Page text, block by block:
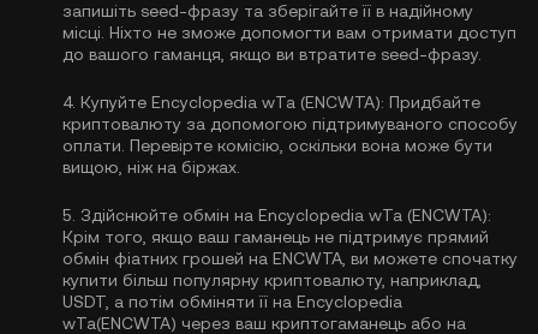
запишіть seed-фразу та зберігайте її в надійному
місці. Ніхто не зможе допомогти вам отримати доступ
до вашого гаманця, якщо ви втратите seed-фразу.
4. Купуйте Encyclopedia wTa (ENCWTA): Придбайте
криптовалюту за допомогою підтримуваного способу
оплати. Перевірте комісію, оскільки вона може бути
вищою, ніж на біржах.
5. Здійснюйте обмін на Encyclopedia wTa (ENCWTA):
Крім того, якщо ваш гаманець не підтримує прямий
обмін фіатних грошей на ENCWTA, ви можете спочатку
купити більш популярну криптовалюту, наприклад,
USDT, а потім обміняти її на Encyclopedia
wTa(ENCWTA) через ваш криптогаманець або на